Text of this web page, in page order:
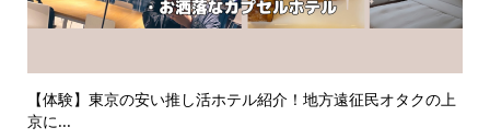
【体験】東京の安い推し活ホテル紹介！地方遠征民オタクの上
京に...